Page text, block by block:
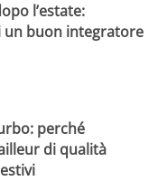
l’estate:
un buon integratore
perché
di qualità